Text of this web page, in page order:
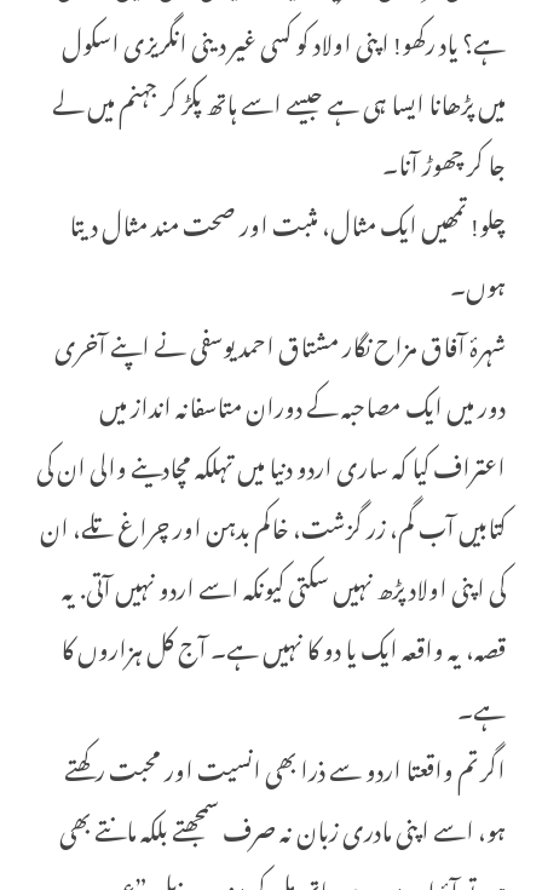
ہے؟ یاد رکھو! اپنی اولاد کو کسی غیر دینی انگریزی اسکول
میں پڑھانا ایسا ہی ہے جیسے اسے ہاتھ پکڑ کر جہنم میں لے
جا کر چھوڑ آنا۔
چلو! تمھیں ایک مثال، مثبت اور صحت مند مثال دیتا
ہوں۔
شہرۂ آفاق مزاح نگار مشتاق احمد یوسفی نے اپنے آخری
دور میں ایک مصاحبہ کے دوران متاسفانہ انداز میں
اعتراف کیا کہ ساری اردو دنیا میں تہلکہ مچادینے والی ان کی
کتابیں آب گم، زر گزشت، خاکم بدہن اور چراغ تلے، ان
کی اپنی اولاد پڑھ نہیں سکتی کیونکہ اسے اردو نہیں آتی. یہ
قصہ، یہ واقعہ ایک یا دو کا نہیں ہے۔ آج کل ہزاروں کا
ہے۔
اگر تم واقعتا اردو سے ذرا بھی انسیت اور محبت رکھتے
ہو، اسے اپنی مادری زبان نہ صرف سمجھتے بلکہ مانتے بھی